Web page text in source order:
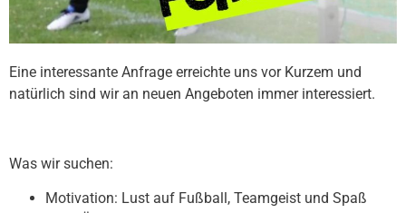
Eine interessante Anfrage erreichte uns vor Kurzem und
natürlich sind wir an neuen Angeboten immer interessiert.
Was wir suchen:
Motivation: Lust auf Fußball, Teamgeist und Spaß